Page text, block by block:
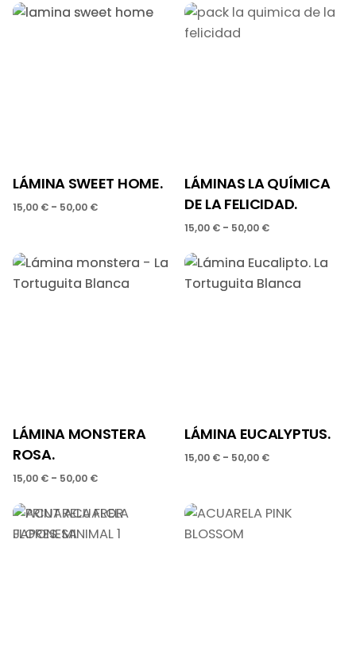
LÁMINA SWEET HOME.
15,00 € - 50,00 €
LÁMINAS LA QUÍMICA
DE LA FELICIDAD.
15,00 € - 50,00 €
LÁMINA MONSTERA
ROSA.
15,00 € - 50,00 €
LÁMINA EUCALYPTUS.
15,00 € - 50,00 €